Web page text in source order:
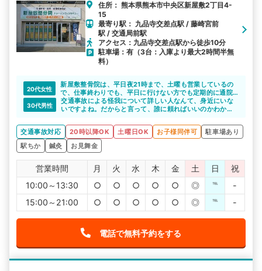
住所： 熊本県熊本市中央区新屋敷2丁目4-
15
最寄り駅： 九品寺交差点駅 / 藤崎宮前
駅 / 交通局前駅
アクセス：九品寺交差点駅から徒歩10分
駐車場：有（3台：入庫より最大2時間半無
料）
20代女性
新屋敷整骨院は、平日夜21時まで、土曜も営業しているの
で、仕事終わりでも、平日に行けない方でも定期的に通院
できると思います。場所も熊本市の中心部にある、映画館
も入った施設内の整骨院なので、女性の方も通いやすいで
30代男性
交通事故による怪我について詳しい人なんて、身近にいな
いですよね。だからと言って、誰に頼ればいいのかわから
新屋敷整骨院は、交通事故による怪我について詳しい整骨
院です。不安や悩みなどあれば、親身になって相談に乗っ
てくれますよ。不安や悩みが少なくなれば、施術にも専念
できてよいと思います。
交通事故対応 20時以降OK 土曜日OK お子様同伴可
駐車場あり
駅ちか
鍼灸 お見舞金
営業時間 月 火 水 木 金 土 日
祝
10:00～13:30
○ ○ ○ ○ ○ ◎ ℡
-
15:00～21:00
○ ○ ○ ○ ○ ◎ ℡ -
電話で無料予約をする